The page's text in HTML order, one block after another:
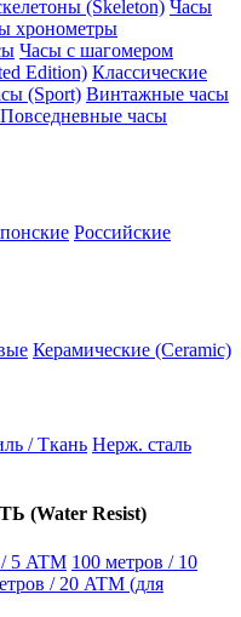
(Skeleton) Часы
хронометры
Часы с шагомером
Edition) Классические
(Sport) Винтажные часы
Повседневные часы
Российские
Керамические (Ceramic)
/ Ткань Нерж. сталь
Resist)
5 ATM 100 метров / 10
/ 20 ATM (для